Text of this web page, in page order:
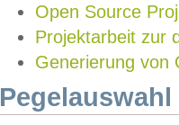
Open Source
Projektarbeit zur
Generierung von